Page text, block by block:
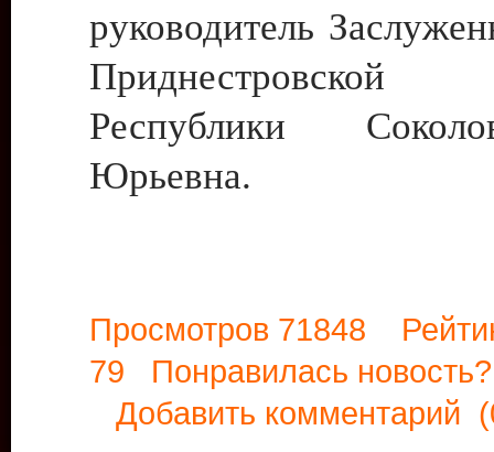
руководитель
Приднестровской
Республики
Юрьевна.
Просмотров 71848
79 Понравилась
Добавить комментарий